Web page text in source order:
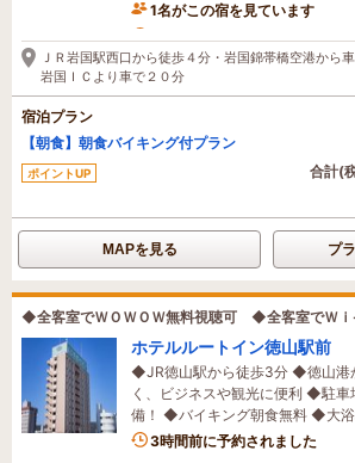
1名がこの宿を見ています
10時間前に予約されました
ＪＲ岩国駅西口から徒歩４分・岩国錦帯橋空港から
岩国ＩＣより車で２０分
宿泊プラン
【朝食】朝食バイキング付プラン
ポイントUP 合計(
MAPを見る プ
◆全客室でＷＯＷＯＷ無料視聴可 ◆全客室でＷｉ
ホテルルートイン徳山駅前
◆JR徳山駅から徒歩3分 ◆徳山港
く、ビジネスや観光に便利 ◆駐車
備！ ◆バイキング朝食無料 ◆大浴
3時間前に予約されました